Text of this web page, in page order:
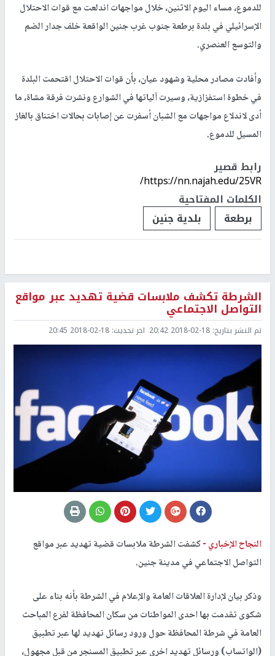
للدموع، مساء اليوم الاثنين، خلال مواجهات اندلعت مع قوات الاحتلال
الإسرائيلي في بلدة برطعة جنوب غرب جنين الواقعة خلف جدار الضم
والتوسع العنصري.
وأفادت مصادر محلية وشهود عيان، بأن قوات الاحتلال اقتحمت البلدة
في خطوة استفزازية، وسيرت آلياتها في الشوارع ونشرت فرقة مشاة، ما
أدى لاندلاع مواجهات مع الشبان أسفرت عن إصابات بحالات اختناق بالغاز
المسيل للدموع.
رابط قصير
https://nn.najah.edu/25VR/
الكلمات المفتاحية
برطعة
بلدية جنين
الشرطة تكشف ملابسات قضية تهديد عبر مواقع
التواصل الاجتماعي
تم النشر بتاريخ: 2018-02-18 20:42 اخر تحديث: 2018-02-18 20:45
النجاح الإخباري -كشفت الشرطة ملابسات قضية تهديد عبر مواقع
التواصل الاجتماعي في مدينة جنين.
وذكر بيان لإدارة العلاقات العامة والإعلام في الشرطة بأنه بناء على
شكوى تقدمت بها احدى المواطنات من سكان المحافظة لفرع المباحث
العامة في شرطة المحافظة حول ورود رسائل تهديد لها عبر تطبيق
(الواتساب) ورسائل تهديد اخرى عبر تطبيق المسنجر من قبل مجهول،